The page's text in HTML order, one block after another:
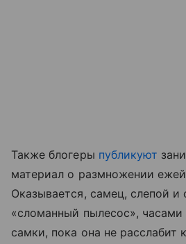
Также блогеры публикуют
материал о размножении
Оказывается, самец, слепой
«сломанный пылесос», часами
самки, пока она не расслабит